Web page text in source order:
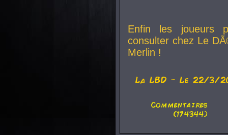
Enfin les joueurs
consulter chez Le
Merlin !
La LBD - Le 22/3/
Commentaires
(174344)